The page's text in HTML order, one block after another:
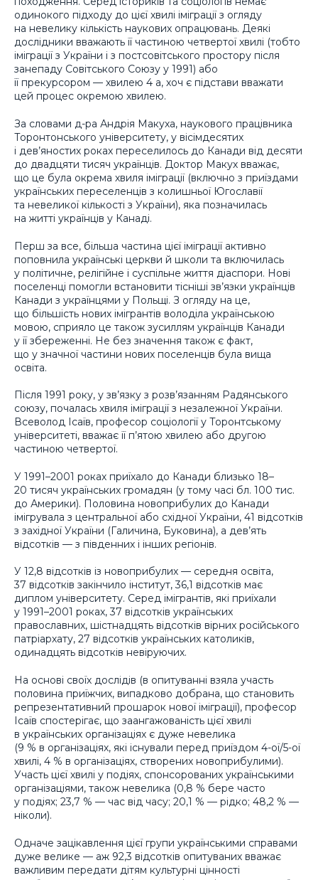
одинокого підходу до цієї хвилі іміграції з огляду
на невелику кількість наукових опрацювань. Деякі
дослідники вважають її частиною четвертої хвилі (тобто
іміграції з України і з постсовітського простору після
занепаду Совітського Союзу у 1991) або
її прекурсором — хвилею 4 а, хоч є підстави вважати
цей процес окремою хвилею.
За словами д-ра Андрія Макуха, наукового працівника
Торонтонського університету, у вісімдесятих
і дев’яностих роках переселилось до Канади від десяти
до двадцяти тисяч українців. Доктор Макух вважає,
що це була окрема хвиля іміграції (включно з приїздами
українських переселенців з колишньої Югославії
та невеликої кількості з України), яка позначилась
на житті українців у Канаді.
Перш за все, більша частина цієї іміграції активно
поповнила українські церкви й школи та включилась
у політичне, релігійне і суспільне життя діаспори. Нові
поселенці помогли встановити тісніші зв’язки українців
Канади з українцями у Польщі. З огляду на це,
що більшість нових імігрантів володіла українською
мовою, сприяло це також зусиллям українців Канади
у її збереженні. Не без значення також є факт,
що у значної частини нових поселенців була вища
освіта.
Після 1991 року, у зв’язку з розв’язанням Радянського
союзу, почалась хвиля іміграції з незалежної України.
Всеволод Ісаїв, професор соціології у Торонтському
університеті, вважає її п’ятою хвилею або другою
частиною четвертої.
У 1991–2001 роках приїхало до Канади близько 18–
20 тисяч українських громадян (у тому часі бл. 100 тис.
до Америки). Половина новоприбулих до Канади
імігрувала з центральної або східної України, 41 відсотків
з західної України (Галичина, Буковина), а дев’ять
відсотків — з південних і інших регіонів.
У 12,8 відсотків із новоприбулих — середня освіта,
37 відсотків закінчило інститут, 36,1 відсотків має
диплом університету. Серед імігрантів, які приїхали
у 1991–2001 роках, 37 відсотків українських
православних, шістнадцять відсотків вірних російського
патріархату, 27 відсотків українських католиків,
одинадцять відсотків невіруючих.
На основі своїх дослідів (в опитуванні взяла участь
половина приїжчих, випадково добрана, що становить
репрезентативний прошарок нової іміграції), професор
Ісаїв спостерігає, що заангажованість цієї хвилі
в українських організаціях є дуже невелика
(9 % в організаціях, які існували перед приїздом 4-ої/5-ої
хвилі, 4 % в організаціях, створених новоприбулими).
Участь цієї хвилі у подіях, спонсорованих українськими
організаціями, також невелика (0,8 % бере часто
у подіях; 23,7 % — час від часу; 20,1 % — рідко; 48,2 % —
ніколи).
Одначе зацікавлення цієї групи українськими справами
дуже велике — аж 92,3 відсотків опитуваних вважає
важливим передати дітям культурні цінності